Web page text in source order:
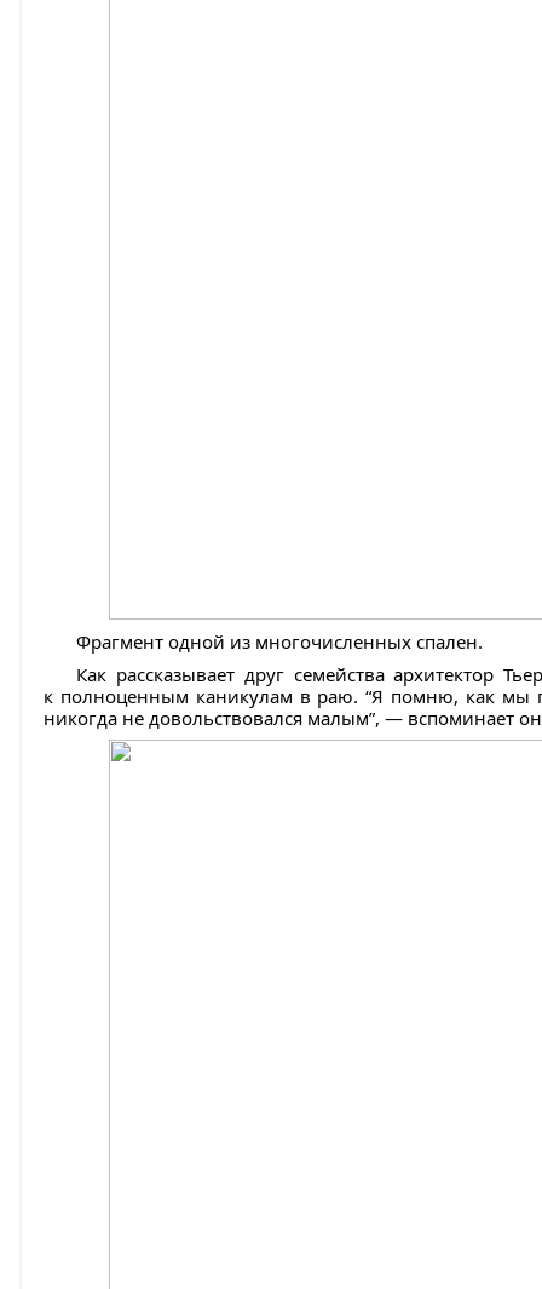
Фрагмент одной из многочисленных спален.
Как рассказывает друг семейства архитектор
к полноценным каникулам в раю. “Я помню, как мы
никогда не довольствовался малым”, — вспоминает